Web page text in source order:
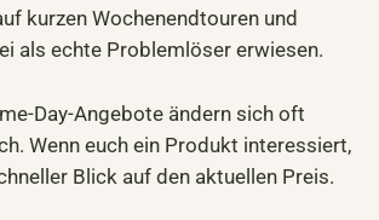
kurzen Wochenendtouren und
als echte Problemlöser erwiesen.
Day-Angebote ändern sich oft
Wenn euch ein Produkt interessiert,
Blick auf den aktuellen Preis.